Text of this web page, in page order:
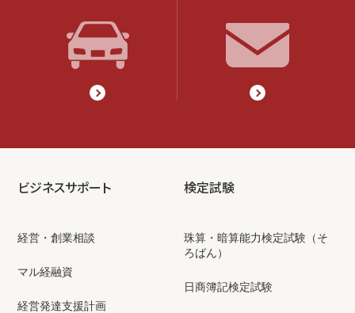
ビジネスサポート
経営・創業相談
マル経融資
経営発達支援計画
検定試験
珠算・暗算能力検定試験（そ
ろばん）
日商簿記検定試験